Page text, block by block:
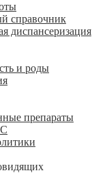
справочник
диспансеризация
и роды
препараты